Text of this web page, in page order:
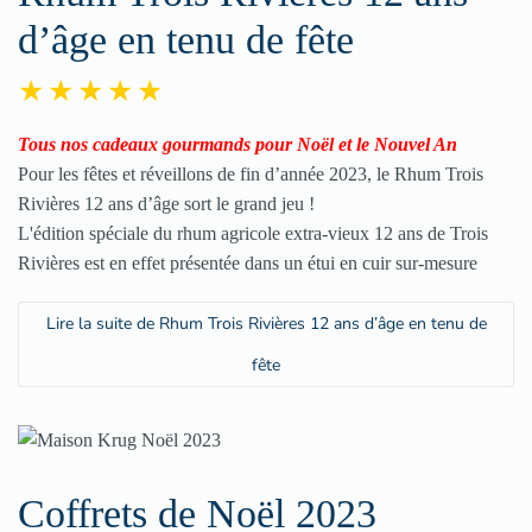
d’âge en tenu de fête
Tous nos cadeaux gourmands pour Noël et le Nouvel An
Pour les fêtes et réveillons de fin d’année 2023, le Rhum Trois
Rivières 12 ans d’âge sort le grand jeu !
L'édition spéciale du rhum agricole extra-vieux 12 ans de Trois
Rivières est en effet présentée dans un étui en cuir sur-mesure
Lire la suite de Rhum Trois Rivières 12 ans d’âge en tenu de
fête
Coffrets de Noël 2023